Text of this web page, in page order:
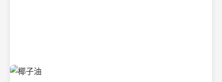
清凉解渴的椰子水